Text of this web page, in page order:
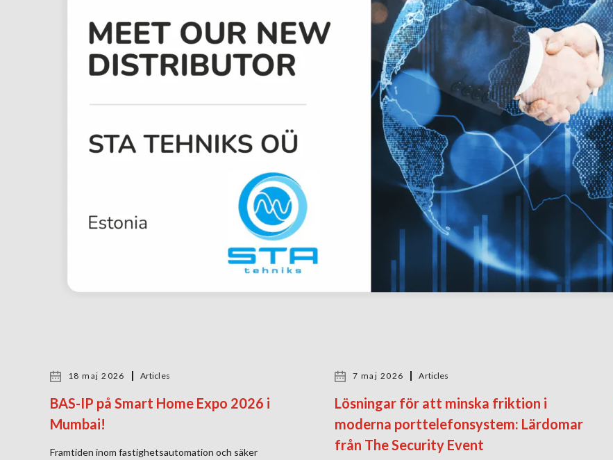
18 maj 2026 Articles
BAS-IP på Smart Home Expo 2026 i
Mumbai!
Framtiden inom fastighetsautomation och säker
7 maj 2026 Articles
Lösningar för att minska friktion i
moderna porttelefonsystem: Lärdomar
från The Security Event